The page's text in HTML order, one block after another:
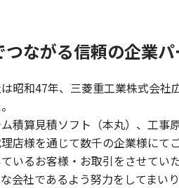
ながる信頼の企業
昭和47年、三菱重工業株式会社
積算見積ソフト（本丸）、工事
店様を通じて数千の企業様にて
いるお客様・お取引をさせてい
会社であるよう努力をしてまいり